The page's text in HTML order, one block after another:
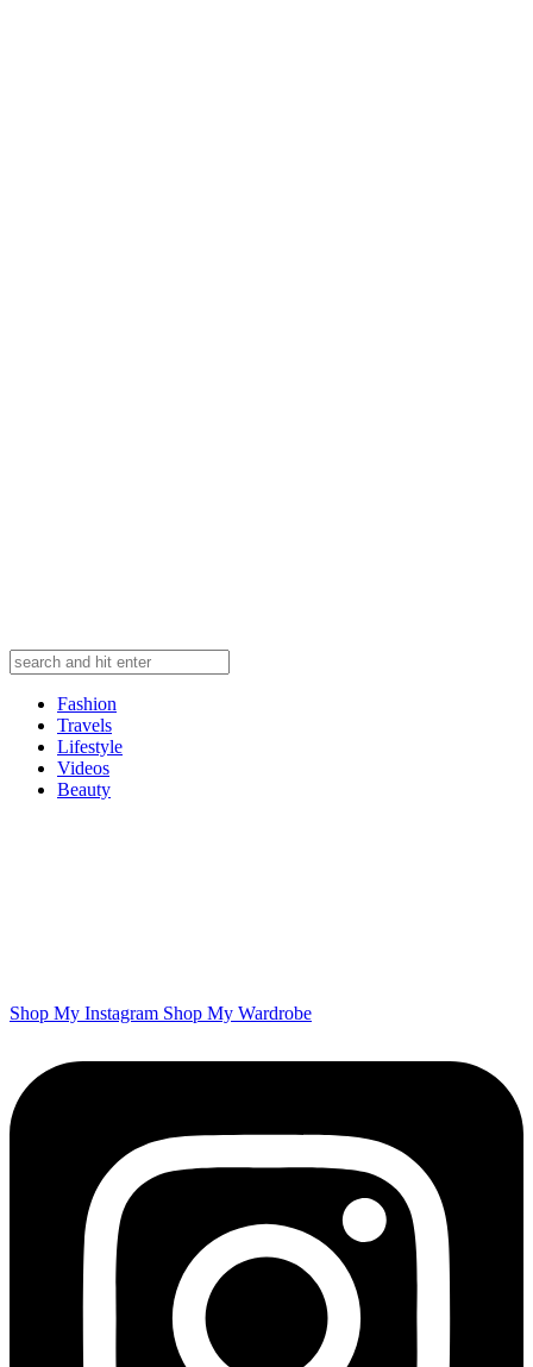
Fashion
Travels
Lifestyle
Videos
Beauty
Shop My Instagram Shop My Wardrobe